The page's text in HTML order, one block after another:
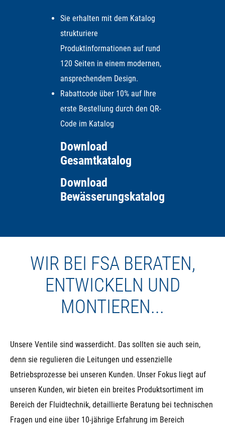
Sie erhalten mit dem Katalog
strukturiere
Produktinformationen auf rund
120 Seiten in einem modernen,
ansprechendem Design.
Rabattcode über 10% auf Ihre
erste Bestellung durch den QR-
Code im Katalog
Download
Gesamtkatalog
Download
Bewässerungskatalog
WIR BEI FSA BERATEN,
ENTWICKELN UND
MONTIEREN...
Unsere Ventile sind wasserdicht. Das sollten sie auch sein,
denn sie regulieren die Leitungen und essenzielle
Betriebsprozesse bei unseren Kunden. Unser Fokus liegt auf
unseren Kunden, wir bieten ein breites Produktsortiment im
Bereich der Fluidtechnik, detaillierte Beratung bei technischen
Fragen und eine über 10-jährige Erfahrung im Bereich